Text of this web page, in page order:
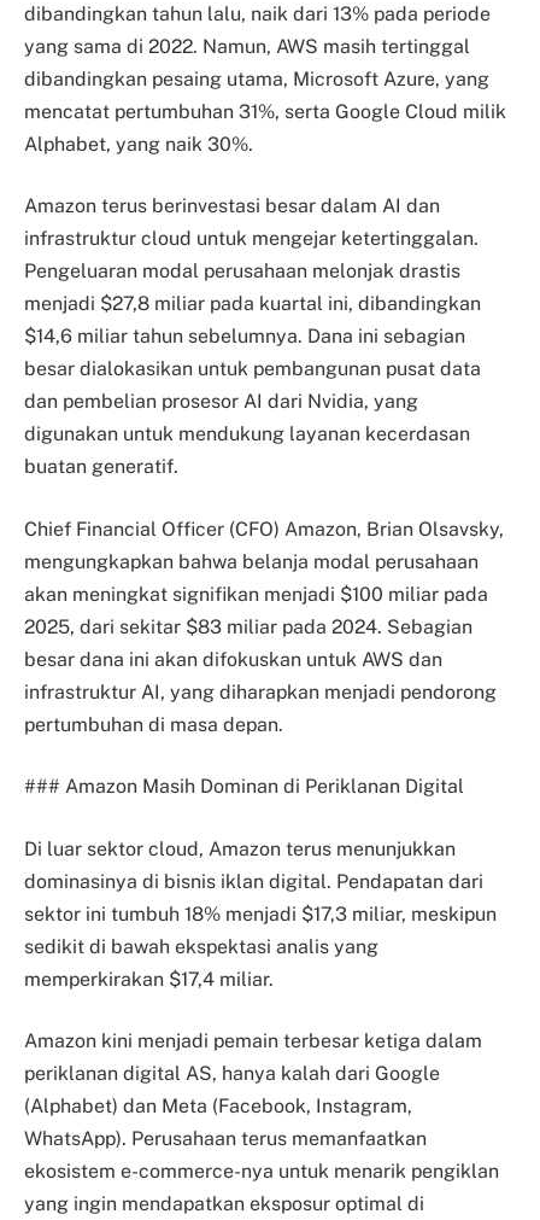
dibandingkan tahun lalu, naik dari 13% pada periode
yang sama di 2022. Namun, AWS masih tertinggal
dibandingkan pesaing utama, Microsoft Azure, yang
mencatat pertumbuhan 31%, serta Google Cloud milik
Alphabet, yang naik 30%.
Amazon terus berinvestasi besar dalam AI dan
infrastruktur cloud untuk mengejar ketertinggalan.
Pengeluaran modal perusahaan melonjak drastis
menjadi $27,8 miliar pada kuartal ini, dibandingkan
$14,6 miliar tahun sebelumnya. Dana ini sebagian
besar dialokasikan untuk pembangunan pusat data
dan pembelian prosesor AI dari Nvidia, yang
digunakan untuk mendukung layanan kecerdasan
buatan generatif.
Chief Financial Officer (CFO) Amazon, Brian Olsavsky,
mengungkapkan bahwa belanja modal perusahaan
akan meningkat signifikan menjadi $100 miliar pada
2025, dari sekitar $83 miliar pada 2024. Sebagian
besar dana ini akan difokuskan untuk AWS dan
infrastruktur AI, yang diharapkan menjadi pendorong
pertumbuhan di masa depan.
### Amazon Masih Dominan di Periklanan Digital
Di luar sektor cloud, Amazon terus menunjukkan
dominasinya di bisnis iklan digital. Pendapatan dari
sektor ini tumbuh 18% menjadi $17,3 miliar, meskipun
sedikit di bawah ekspektasi analis yang
memperkirakan $17,4 miliar.
Amazon kini menjadi pemain terbesar ketiga dalam
periklanan digital AS, hanya kalah dari Google
(Alphabet) dan Meta (Facebook, Instagram,
WhatsApp). Perusahaan terus memanfaatkan
ekosistem e-commerce-nya untuk menarik pengiklan
yang ingin mendapatkan eksposur optimal di